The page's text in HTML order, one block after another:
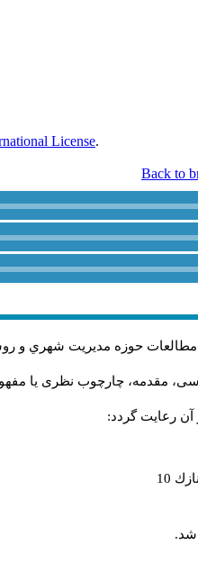
License.
Back to
مطالعات حوزه مديريت شهري و
مقدمه، چارچوب نظری یا
آن رعايت گردد:
نازك 10